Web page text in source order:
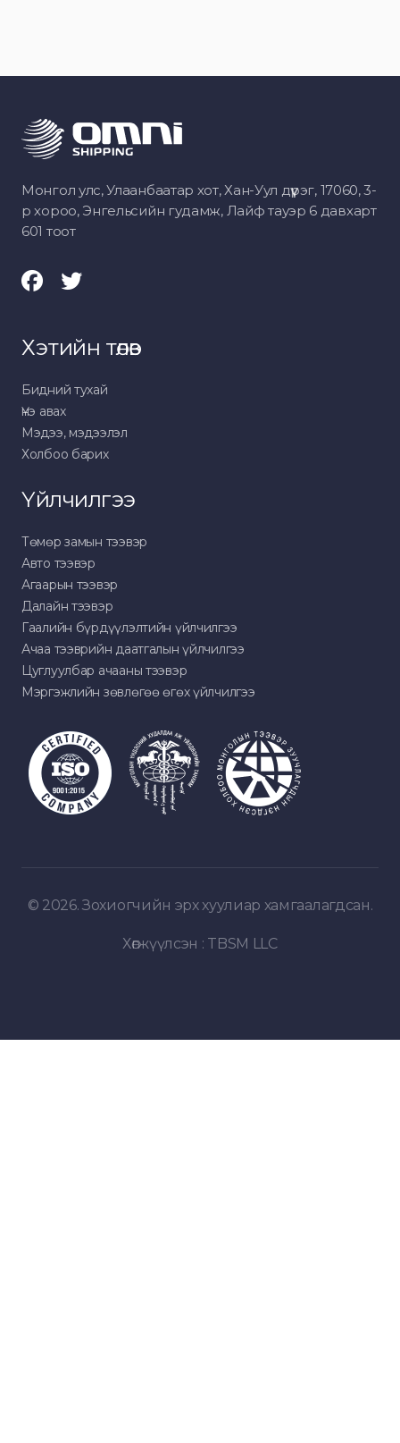
Монгол улс, Улаанбаатар хот, Хан-Уул дүүрэг, 17060, 3-
р хороо, Энгельсийн гудамж, Лайф тауэр 6 давхарт
601 тоот
Хэтийн төлөв
Бидний тухай
Үнэ авах
Мэдээ, мэдээлэл
Холбоо барих
Үйлчилгээ
Төмөр замын тээвэр
Авто тээвэр
Агаарын тээвэр
Далайн тээвэр
Гаалийн бүрдүүлэлтийн үйлчилгээ
Ачаа тээврийн даатгалын үйлчилгээ
Цуглуулбар ачааны тээвэр
Мэргэжлийн зөвлөгөө өгөх үйлчилгээ
© 2026. Зохиогчийн эрх хуулиар хамгаалагдсан.
Хөгжүүлсэн : TBSM LLC